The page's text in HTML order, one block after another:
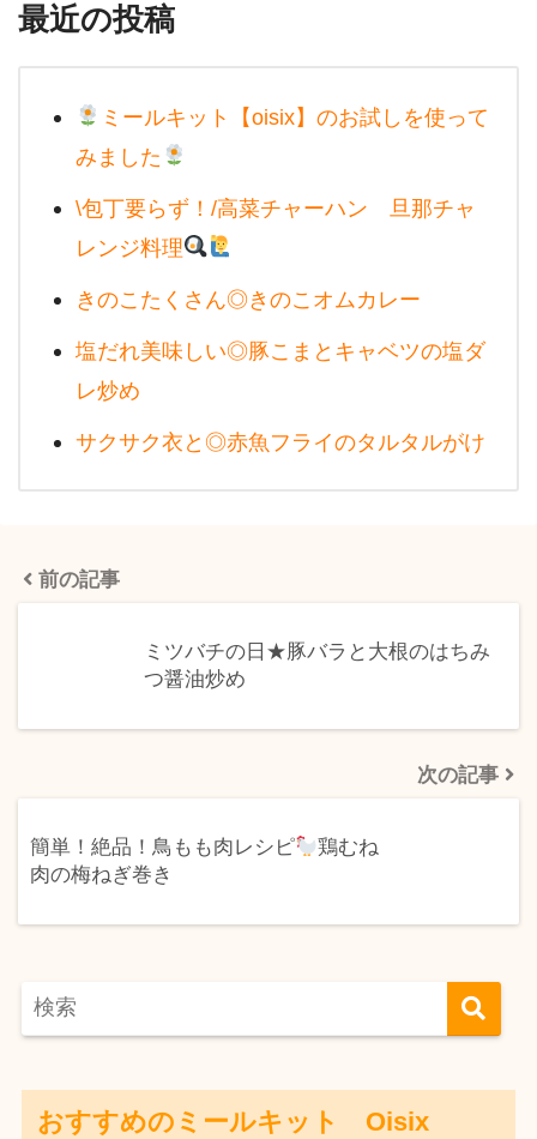
最近の投稿
ミールキット【oisix】のお試しを使って
みました
\包丁要らず！/高菜チャーハン 旦那チャ
レンジ料理
きのこたくさん◎きのこオムカレー
塩だれ美味しい◎豚こまとキャベツの塩ダ
レ炒め
サクサク衣と◎赤魚フライのタルタルがけ
前の記事
ミツバチの日★豚バラと大根のはちみ
つ醤油炒め
次の記事
簡単！絶品！鳥もも肉レシピ
⁡鶏むね
肉の梅ねぎ巻き
おすすめのミールキット Oisix